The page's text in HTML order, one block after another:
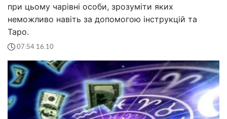
при цьому чарівні особи, зрозуміти яких
неможливо навіть за допомогою інструкцій та
Таро.
07:54 16.10